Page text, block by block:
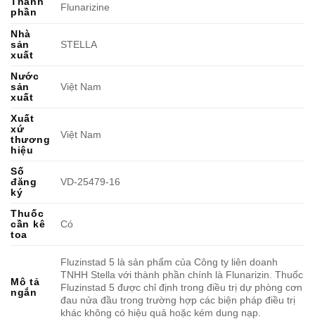
phần
Flunarizine
Nhà
sản
xuất
STELLA
Nước
sản
xuất
Việt Nam
Xuất
xứ
thương
hiệu
Việt Nam
Số
đăng
ký
VD-25479-16
Thuốc
cần kê
toa
Có
Mô tả
ngắn
Fluzinstad 5 là sản phẩm của Công ty liên doanh
TNHH Stella với thành phần chính là Flunarizin. Thuốc
Fluzinstad 5 được chỉ định trong điều trị dự phòng cơn
đau nửa đầu trong trường hợp các biện pháp điều trị
khác không có hiệu quả hoặc kém dung nạp.